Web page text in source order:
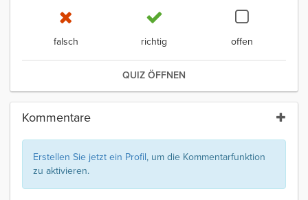
falsch richtig offen
QUIZ ÖFFNEN
Kommentare
Erstellen Sie jetzt ein Profil, um die Kommentarfunktion
zu aktivieren.